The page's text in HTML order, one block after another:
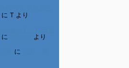
に T より
に
より
に